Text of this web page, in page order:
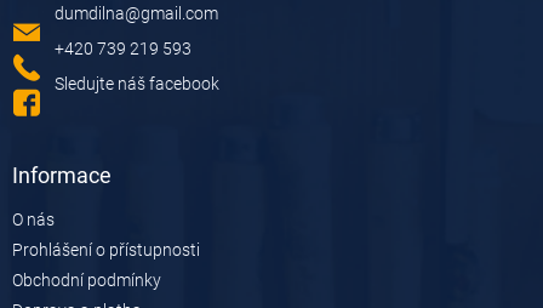
dumdilna@gmail.com
+420 739 219 593
Sledujte náš facebook
Informace
O nás
Prohlášení o přístupnosti
Obchodní podmínky